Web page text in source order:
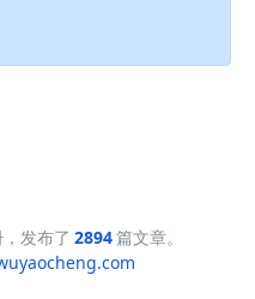
发布了 2894篇文章。